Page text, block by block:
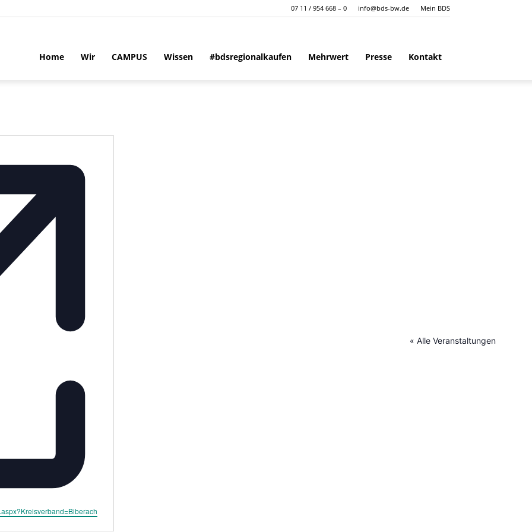
07 11 / 954 668 – 0 info@bds-bw.de Mein BDS
Home Wir CAMPUS Wissen #bdsregionalkaufen Mehrwert Presse Kontakt
« Alle Veranstaltungen